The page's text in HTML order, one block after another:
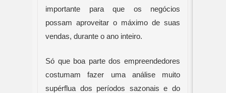
importante para que os negócios
possam aproveitar o máximo de suas
vendas, durante o ano inteiro.
Só que boa parte dos empreendedores
costumam fazer uma análise muito
supérflua dos períodos sazonais e do